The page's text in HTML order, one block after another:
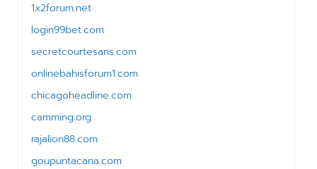
1x2forum.net
login99bet.com
secretcourtesans.com
onlinebahisforum1.com
chicagoheadline.com
camming.org
rajalion88.com
goupuntacana.com